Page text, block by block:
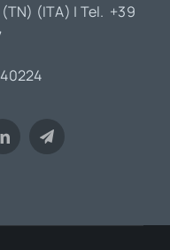
(ITA) | Tel. +39